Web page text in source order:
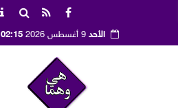
الأحد9 أغسطس 2026 02:15 مـ